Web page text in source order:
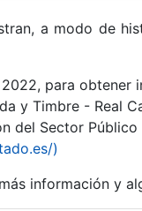
a modo de
para obtener
y Timbre - Real
del Sector
)
información y